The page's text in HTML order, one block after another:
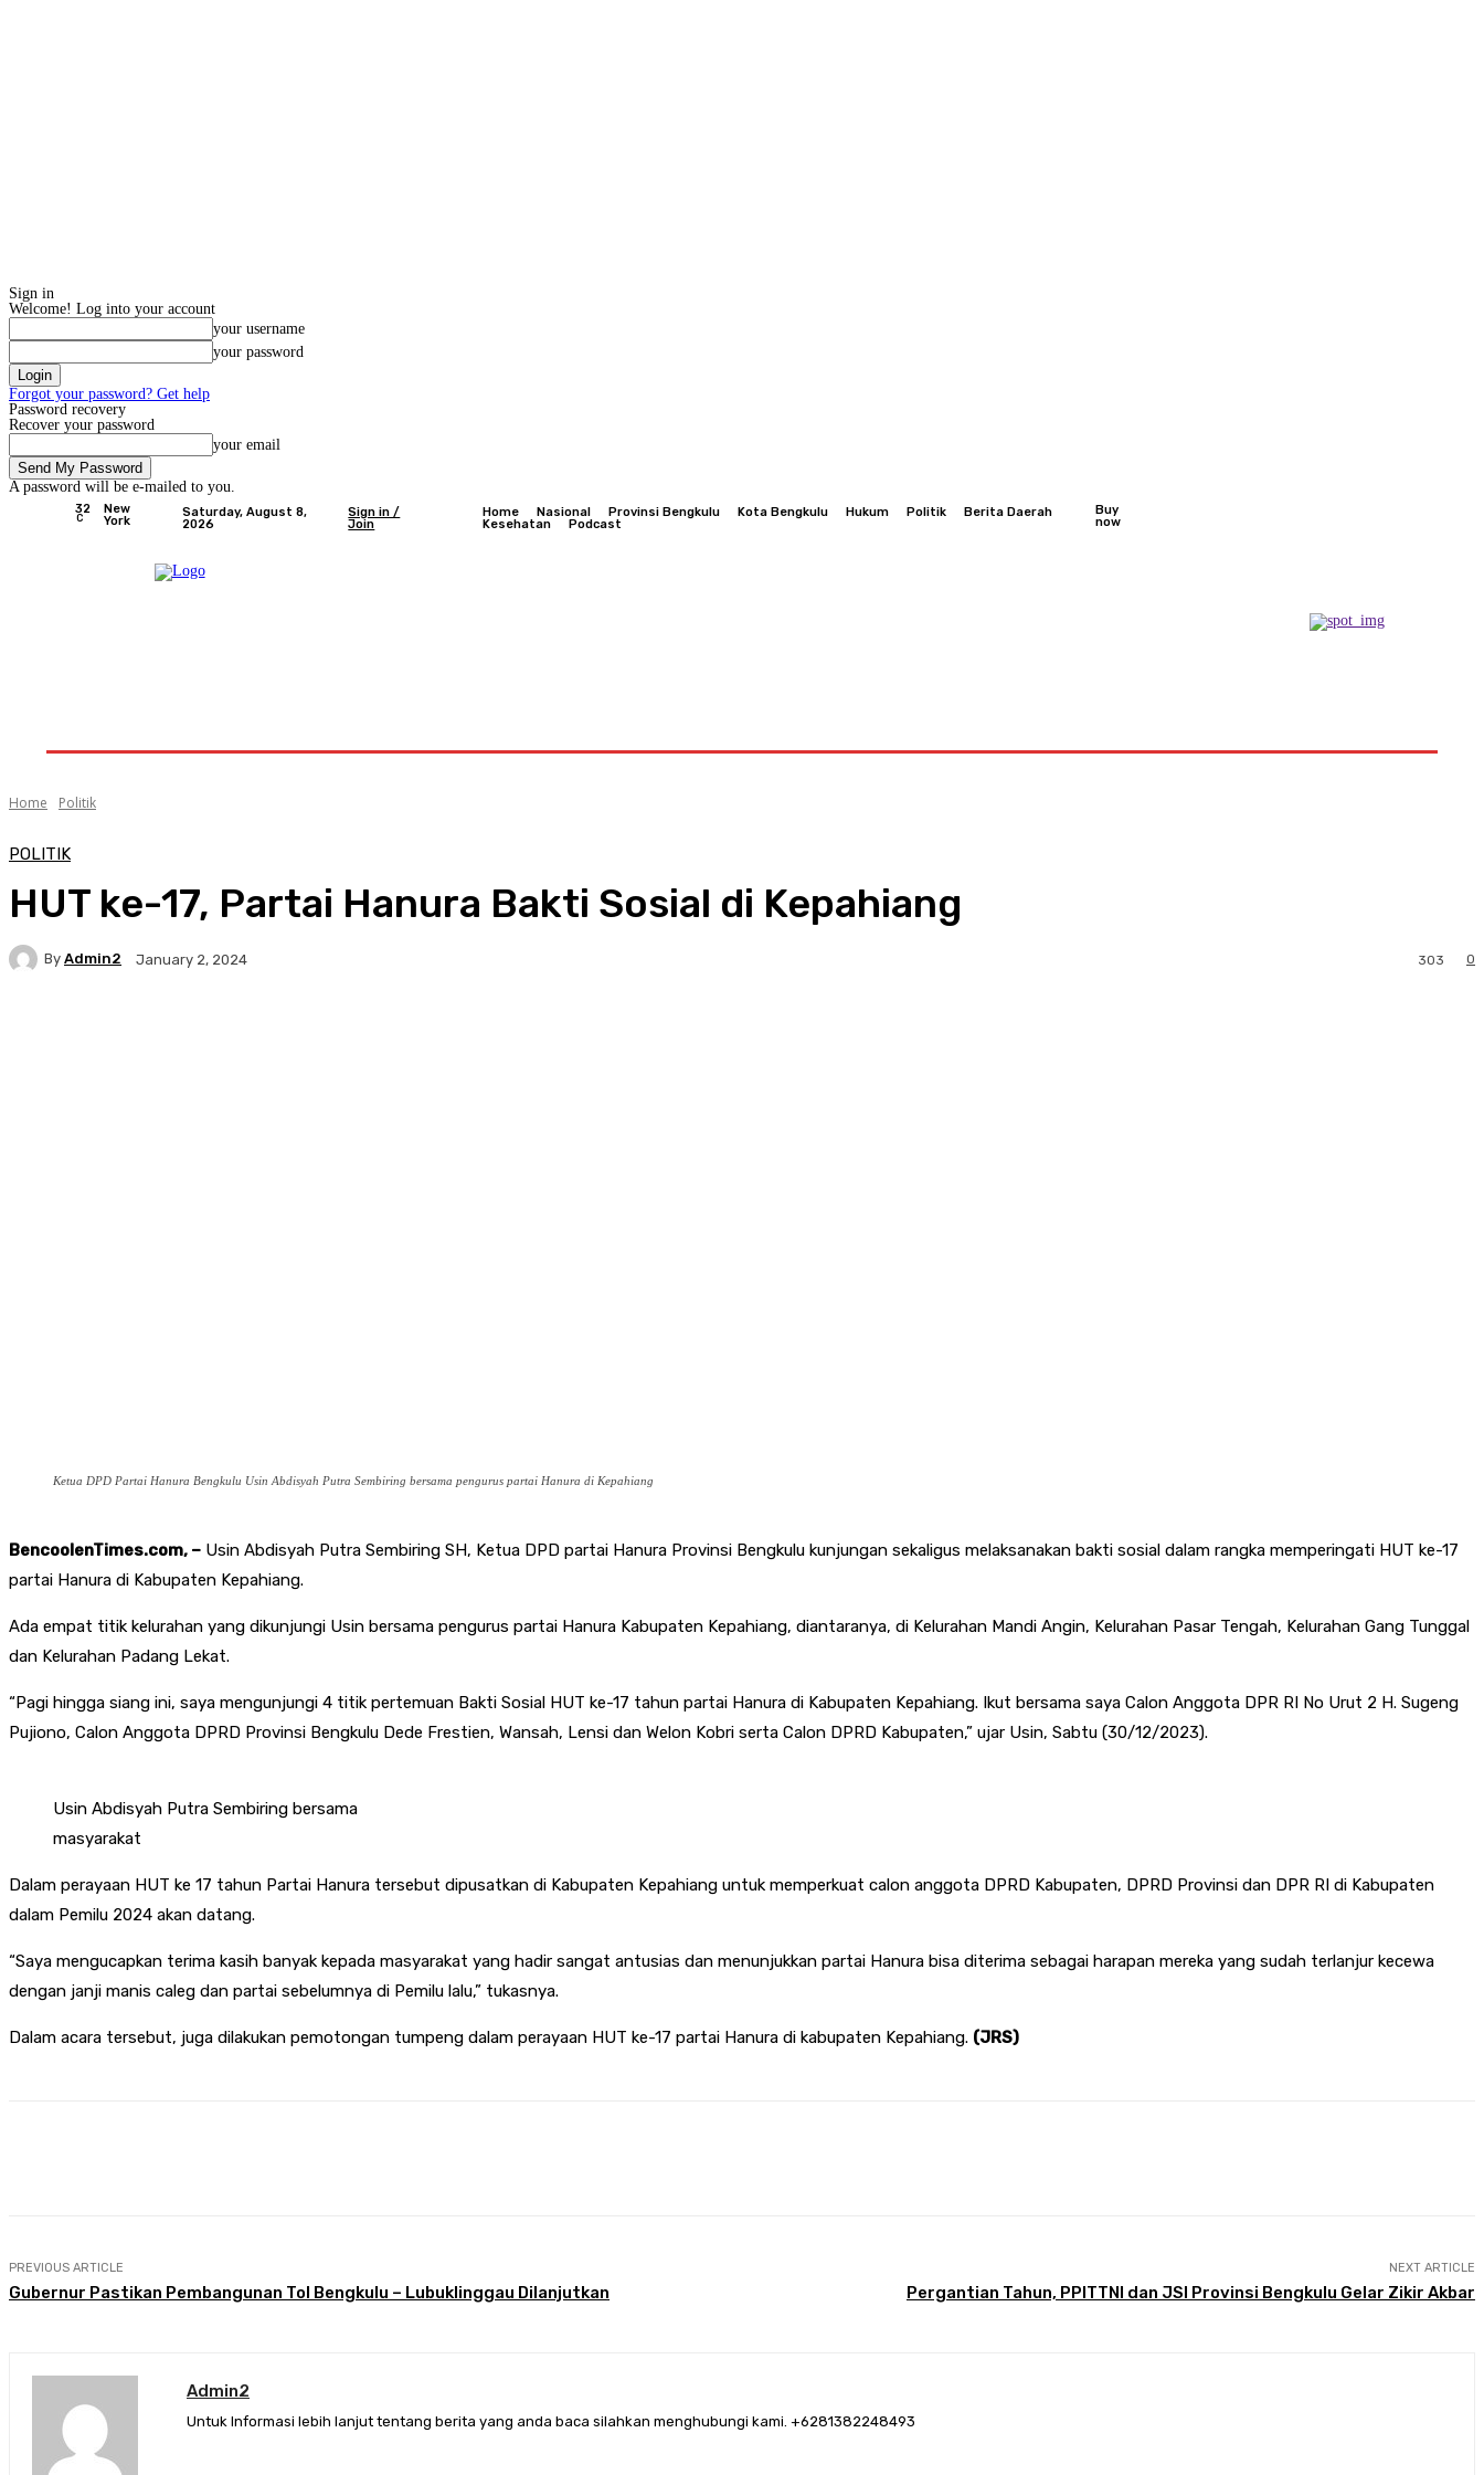
Sign in
Welcome! Log into your account
your username
your password
Forgot your password? Get help
Password recovery
Recover your password
your email
A password will be e-mailed to you.
32
C
New
York
Saturday, August 8,
2026
Sign in /
Join
Home Nasional Provinsi Bengkulu Kota Bengkulu Hukum Politik
Berita Daerah
Kesehatan
Podcast
Buy
now
Home Politik
POLITIK
HUT ke-17, Partai Hanura Bakti Sosial di Kepahiang
By Admin2 January 2, 2024 0
303
Ketua DPD Partai Hanura Bengkulu Usin Abdisyah Putra Sembiring bersama pengurus partai Hanura di Kepahiang
BencoolenTimes.com, – Usin Abdisyah Putra Sembiring SH, Ketua DPD partai Hanura Provinsi Bengkulu kunjungan sekaligus melaksanakan bakti sosial dalam rangka memperingati HUT ke-17
partai Hanura di Kabupaten Kepahiang.
Ada empat titik kelurahan yang dikunjungi Usin bersama pengurus partai Hanura Kabupaten Kepahiang, diantaranya, di Kelurahan Mandi Angin, Kelurahan Pasar Tengah, Kelurahan Gang Tunggal
dan Kelurahan Padang Lekat.
“Pagi hingga siang ini, saya mengunjungi 4 titik pertemuan Bakti Sosial HUT ke-17 tahun partai Hanura di Kabupaten Kepahiang. Ikut bersama saya Calon Anggota DPR RI No Urut 2 H. Sugeng
Pujiono, Calon Anggota DPRD Provinsi Bengkulu Dede Frestien, Wansah, Lensi dan Welon Kobri serta Calon DPRD Kabupaten,” ujar Usin, Sabtu (30/12/2023).
Usin Abdisyah Putra Sembiring bersama
masyarakat
Dalam perayaan HUT ke 17 tahun Partai Hanura tersebut dipusatkan di Kabupaten Kepahiang untuk memperkuat calon anggota DPRD Kabupaten, DPRD Provinsi dan DPR RI di Kabupaten
dalam Pemilu 2024 akan datang.
“Saya mengucapkan terima kasih banyak kepada masyarakat yang hadir sangat antusias dan menunjukkan partai Hanura bisa diterima sebagai harapan mereka yang sudah terlanjur kecewa
dengan janji manis caleg dan partai sebelumnya di Pemilu lalu,” tukasnya.
Dalam acara tersebut, juga dilakukan pemotongan tumpeng dalam perayaan HUT ke-17 partai Hanura di kabupaten Kepahiang. (JRS)
PREVIOUS ARTICLE
Gubernur Pastikan Pembangunan Tol Bengkulu – Lubuklinggau Dilanjutkan
NEXT ARTICLE
Pergantian Tahun, PPITTNI dan JSI Provinsi Bengkulu Gelar Zikir Akbar
Admin2
Untuk Informasi lebih lanjut tentang berita yang anda baca silahkan menghubungi kami. +6281382248493